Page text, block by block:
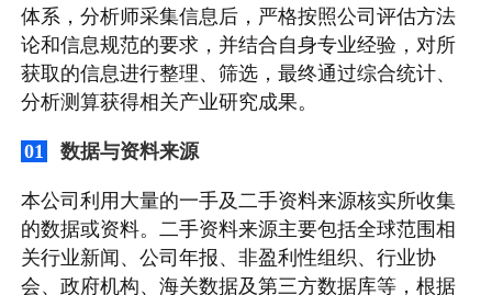
体系，分析师采集信息后，严格按照公司评估方法
论和信息规范的要求，并结合自身专业经验，对所
获取的信息进行整理、筛选，最终通过综合统计、
分析测算获得相关产业研究成果。
01 数据与资料来源
本公司利用大量的一手及二手资料来源核实所收集
的数据或资料。二手资料来源主要包括全球范围相
关行业新闻、公司年报、非盈利性组织、行业协
会、政府机构、海关数据及第三方数据库等，根据